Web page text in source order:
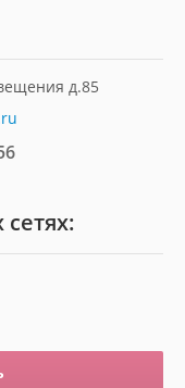
д.85